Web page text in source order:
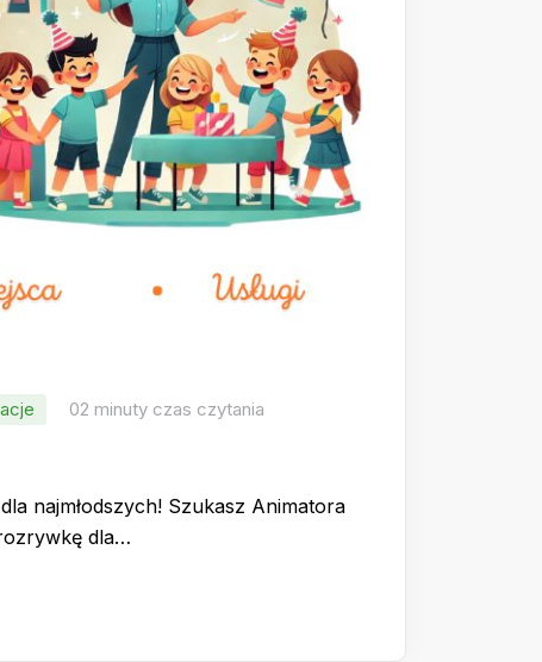
02 minuty czas czytania
najmłodszych! Szukasz Animatora
dla…